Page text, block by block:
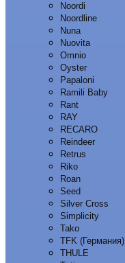
Noordi
Noordline
Nuna
Nuovita
Omnio
Oyster
Papaloni
Ramili Baby
Rant
RAY
RECARO
Reindeer
Retrus
Riko
Roan
Seed
Silver Cross
Simplicity
Tako
TFK (Германия)
THULE